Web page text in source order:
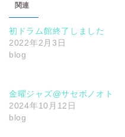
関連
初ドラム館終了しました
2022年2月3日
blog
金曜ジャズ@サセボノオト
2024年10月12日
blog